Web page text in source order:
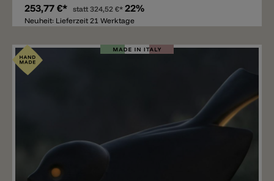
einem Messing „Ast“ sitzt bzw. fixiert ist kann
individuell an einem Baum, einem Zaun, einer Wand,
angeschraubt werden. Mit dem Körper des Vogels
verbunden ist ein Neoprenkabel (Wassergeschützter
Stromkabel) mit einer Länge von 3m. Die Wandleuchte
benötigt einen Trafo, dieser ist im Preis inklusive (out
24V / in 100-240V). Gefertigt ist der Körper vom Vogel
aus glasierter toskanischer Majolika, erhältlich in vielen
unterschiedlichen Farben. Das Messing ist eingefärbt
in NAT Natürlich brüniert. Ausgestattet ist der Vogel
mit 2 LED zu insgesamt 4W 370lm und 2700k und
verbreitet einen Lichtstrahl zu 120°. Wichtige Notiz:
Online finden Sie nur eine kleine Auswahl an Farben.
Alle anderen Farben sind auf Anfrage erhältlich und
bestellbar.
253,77 €* statt324,52 €* 22%
Neuheit: Lieferzeit 21 Werktage